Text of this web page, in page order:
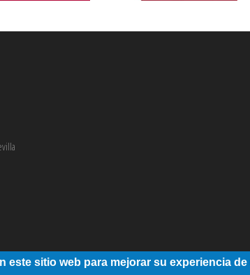
este sitio web para mejorar su experiencia